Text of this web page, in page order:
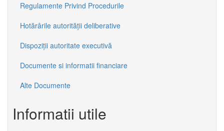
Regulamente Privind Procedurile
Hotărârile autorității deliberative
Dispoziții autoritate executivă
Documente si informatii financiare
Alte Documente
Informatii utile